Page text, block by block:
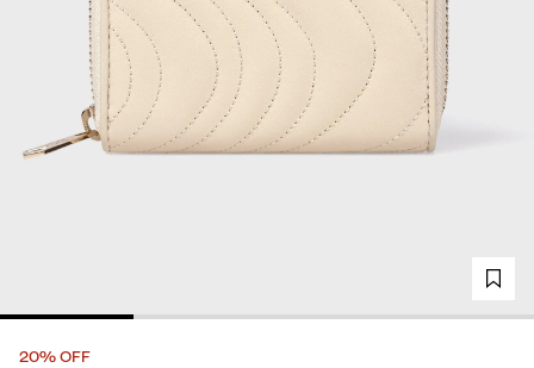
20% OFF